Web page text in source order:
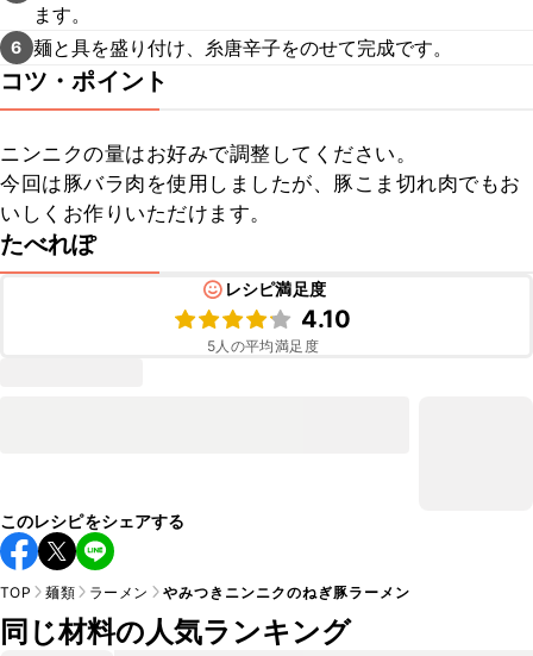
ます。
6 麺と具を盛り付け、糸唐辛子をのせて完成です。
コツ・ポイント
ニンニクの量はお好みで調整してください。
今回は豚バラ肉を使用しましたが、豚こま切れ肉でもお
いしくお作りいただけます。
たべれぽ
レシピ満足度
4.10
5人の平均満足度
このレシピをシェアする
TOP 麺類 ラーメン やみつきニンニクのねぎ豚ラーメン
同じ材料の人気ランキング